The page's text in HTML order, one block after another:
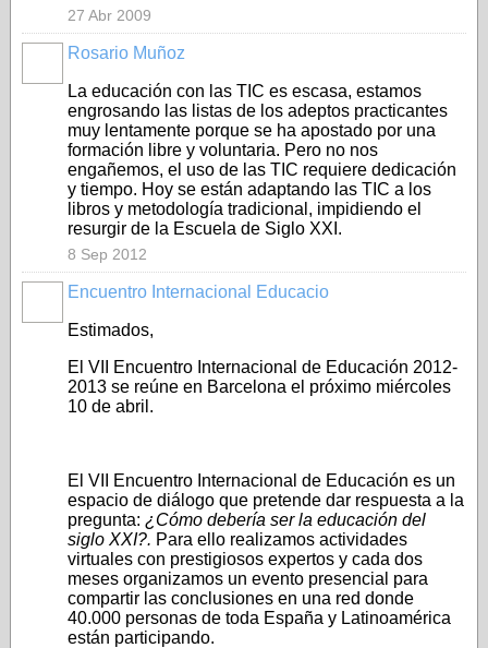
27 Abr 2009
Rosario Muñoz
La educación con las TIC es escasa, estamos
engrosando las listas de los adeptos practicantes
muy lentamente porque se ha apostado por una
formación libre y voluntaria. Pero no nos
engañemos, el uso de las TIC requiere dedicación
y tiempo. Hoy se están adaptando las TIC a los
libros y metodología tradicional, impidiendo el
resurgir de la Escuela de Siglo XXI.
8 Sep 2012
Encuentro Internacional Educacio
Estimados,
El VII Encuentro Internacional de Educación 2012-
2013 se reúne en Barcelona el próximo miércoles
10 de abril.
El VII Encuentro Internacional de Educación es un
espacio de diálogo que pretende dar respuesta a la
pregunta: ¿Cómo debería ser la educación del
siglo XXI?. Para ello realizamos actividades
virtuales con prestigiosos expertos y cada dos
meses organizamos un evento presencial para
compartir las conclusiones en una red donde
40.000 personas de toda España y Latinoamérica
están participando.